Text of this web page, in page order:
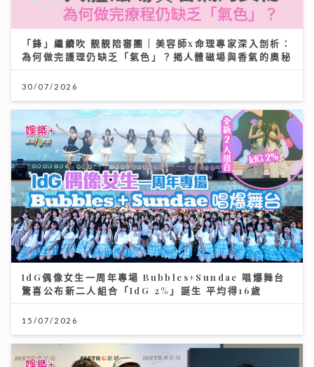
「鋒」繼續吹 靚靚陪審團 | 美容師x命理專家深入剖析：
為何做完護理仍缺乏「氣色」？揭人體磁場與香氣的奧秘
30/07/2026
IdG偶像女生一周年專場 Bubbles+Sundae 唱爆舞台
驚喜公布新二人組合「IdG 2%」誕生 平均得16歲
15/07/2026